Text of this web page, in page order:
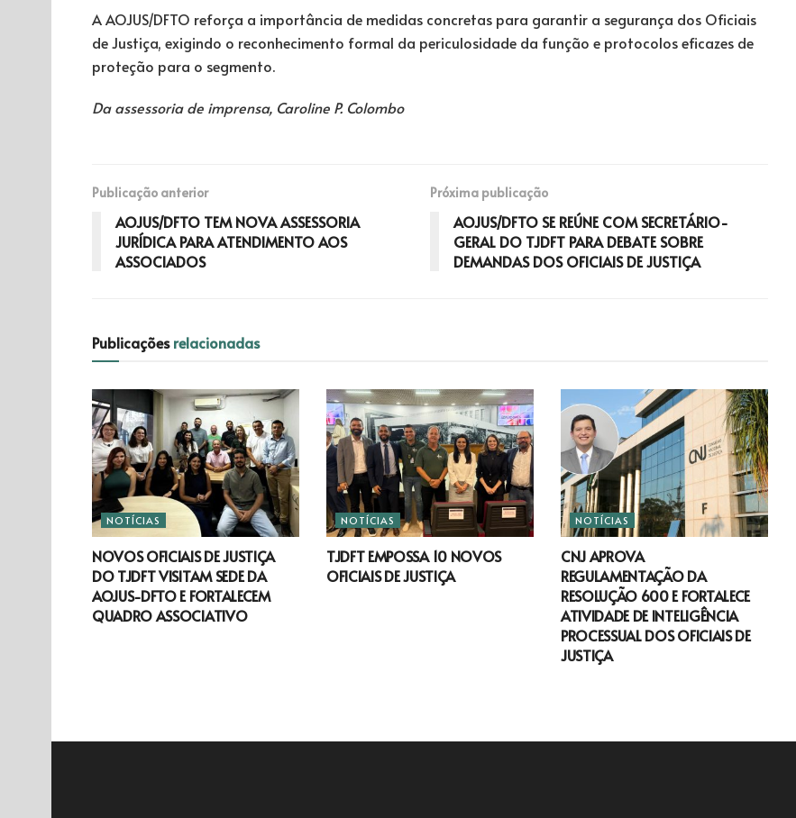
A AOJUS/DFTO reforça a importância de medidas concretas para garantir a segurança dos Oficiais
de Justiça, exigindo o reconhecimento formal da periculosidade da função e protocolos eficazes de
proteção para o segmento.
Da assessoria de imprensa, Caroline P. Colombo
Publicação anterior
AOJUS/DFTO TEM NOVA ASSESSORIA
JURÍDICA PARA ATENDIMENTO AOS
ASSOCIADOS
Próxima publicação
AOJUS/DFTO SE REÚNE COM SECRETÁRIO-
GERAL DO TJDFT PARA DEBATE SOBRE
DEMANDAS DOS OFICIAIS DE JUSTIÇA
Publicaçõesrelacionadas
NOTÍCIAS
NOVOS OFICIAIS DE JUSTIÇA
DO TJDFT VISITAM SEDE DA
AOJUS-DFTO E FORTALECEM
QUADRO ASSOCIATIVO
NOTÍCIAS
TJDFT EMPOSSA 10 NOVOS
OFICIAIS DE JUSTIÇA
NOTÍCIAS
CNJ APROVA
REGULAMENTAÇÃO DA
RESOLUÇÃO 600 E FORTALECE
ATIVIDADE DE INTELIGÊNCIA
PROCESSUAL DOS OFICIAIS DE
JUSTIÇA